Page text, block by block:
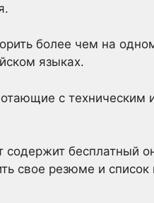
более чем на
языках.
с техническим
бесплатный
свое резюме и